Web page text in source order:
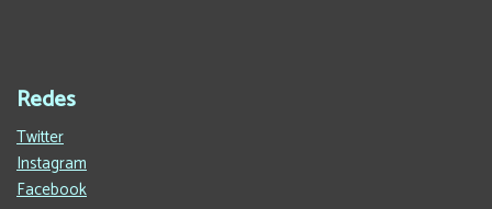
Redes
Twitter
Instagram
Facebook